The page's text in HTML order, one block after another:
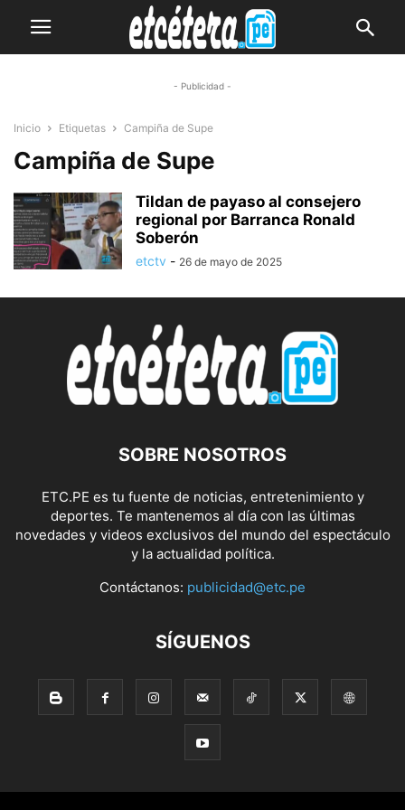
- Publicidad -
Inicio Etiquetas Campiña de Supe
Campiña de Supe
Tildan de payaso al consejero
regional por Barranca Ronald
Soberón
etctv - 26 de mayo de 2025
SOBRE NOSOTROS
ETC.PE es tu fuente de noticias, entretenimiento y
deportes. Te mantenemos al día con las últimas
novedades y videos exclusivos del mundo del espectáculo
y la actualidad política.
Contáctanos: publicidad@etc.pe
SÍGUENOS